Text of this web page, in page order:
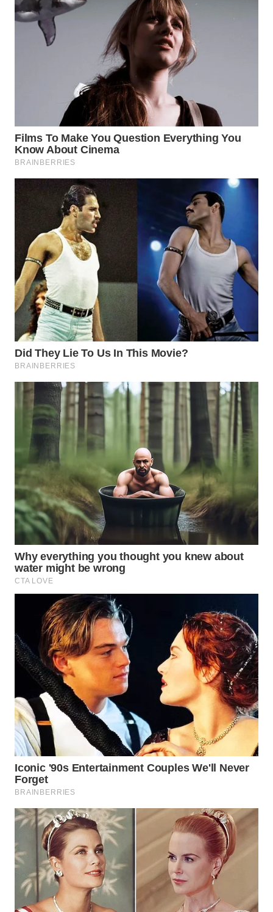
SIMALUNGUN
WN
WN DELI
SERDANG
TINGGI
WN
PAKPAK
WN
KARAWANG
WN
BEKASI
WN
BOGOR
WN
DEPOK
WN
TAPANULI
UTARA
WN
SAMOSIR
WN
PADANG
LAWAS
WN
SUMEDANG
WN
CIANJUR
WN
KEPULAUAN
SERIBU
WN
BINJAI
WN
CIREBON